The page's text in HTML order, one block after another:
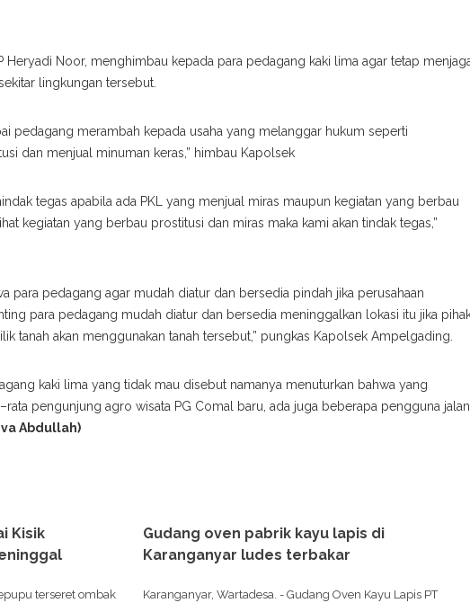
Heryadi Noor, menghimbau kepada para pedagang kaki lima agar tetap
lingkungan tersebut.
pedagang merambah kepada usaha yang melanggar hukum seperti
dan menjual minuman keras,” himbau Kapolsek
tegas apabila ada PKL yang menjual miras maupun kegiatan yang berbau
kegiatan yang berbau prostitusi dan miras maka kami akan tindak tegas,”
para pedagang agar mudah diatur dan bersedia pindah jika perusahaan
para pedagang mudah diatur dan bersedia meninggalkan lokasi itu jika
tanah akan menggunakan tanah tersebut,” pungkas Kapolsek Ampelgading.
kaki lima yang tidak mau disebut namanya menuturkan bahwa yang
pengunjung agro wisata PG Comal baru, ada juga beberapa pengguna jalan
Abdullah)
Kisik
terseret ombak
Gudang oven pabrik kayu lapis di
Karanganyar ludes terbakar
Karanganyar, Wartadesa. - Gudang Oven Kayu Lapis PT